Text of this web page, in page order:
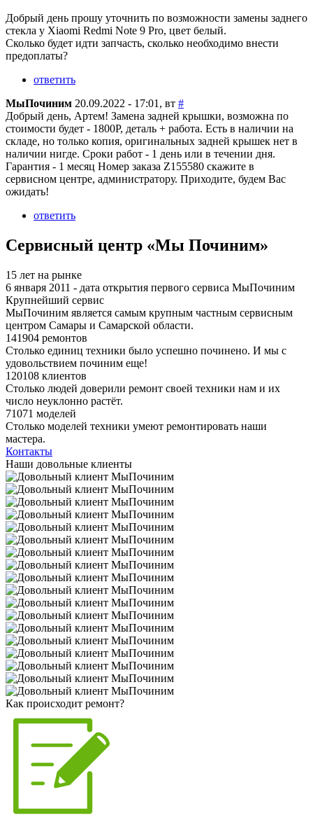
Добрый день прошу уточнить по возможности замены заднего
стекла у Xiaomi Redmi Note 9 Pro, цвет белый.
Сколько будет идти запчасть, сколько необходимо внести
предоплаты?
ответить
МыПочиним 20.09.2022 - 17:01, вт #
Добрый день, Артем! Замена задней крышки, возможна по
стоимости будет - 1800Р, деталь + работа. Есть в наличии на
складе, но только копия, оригинальных задней крышек нет в
наличии нигде. Сроки работ - 1 день или в течении дня.
Гарантия - 1 месяц Номер заказа Z155580 скажите в
сервисном центре, администратору. Приходите, будем Вас
ожидать!
ответить
Сервисный центр «Мы Починим»
15 лет на рынке
6 января 2011 - дата открытия первого сервиса МыПочиним
Крупнейший сервис
МыПочиним является самым крупным частным сервисным
центром Самары и Самарской области.
141904 ремонтов
Столько единиц техники было успешно починено. И мы с
удовольствием починим еще!
120108 клиентов
Столько людей доверили ремонт своей техники нам и их
число неуклонно растёт.
71071 моделей
Столько моделей техники умеют ремонтировать наши
мастера.
Контакты
Наши довольные клиенты
Как происходит ремонт?